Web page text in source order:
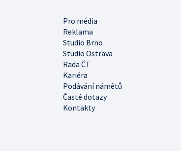
Pro média
Reklama
Studio Brno
Studio Ostrava
Rada ČT
Kariéra
Podávání námětů
Časté dotazy
Kontakty